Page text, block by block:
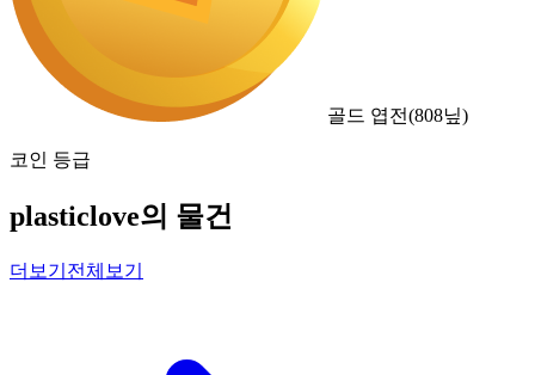
골드 엽전(808닢)
코인 등급
plasticlove의 물건
더보기 전체보기